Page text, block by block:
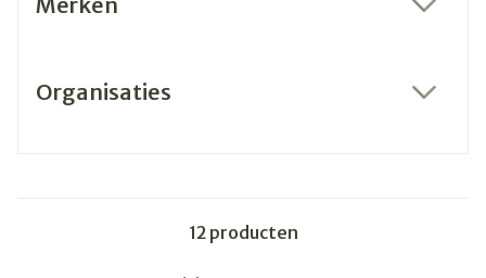
Organisaties
12producten